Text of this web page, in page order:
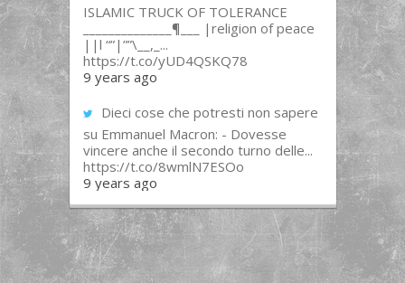
ISLAMIC TRUCK OF TOLERANCE
______________¶___ |religion of peace
||l “”|””\__,_...
https://t.co/yUD4QSKQ78
9 years ago
Dieci cose che potresti non sapere
su Emmanuel Macron: - Dovesse
vincere anche il secondo turno delle...
https://t.co/8wmlN7ESOo
9 years ago